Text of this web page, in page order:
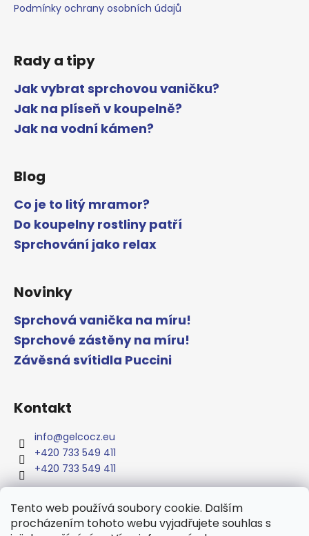
Tento web používá soubory cookie. Dalším
procházením tohoto webu vyjadřujete souhlas s
Podmínky ochrany osobních údajů
Rady a tipy
Jak vybrat sprchovou vaničku?
Jak na plíseň v koupelně?
Jak na vodní kámen?
Blog
Co je to litý mramor?
Do koupelny rostliny patří
Sprchování jako relax
Novinky
Sprchová vanička na míru!
Sprchové zástěny na míru!
Závěsná svítidla Puccini
Kontakt
info@gelcocz.eu
+420 733 549 411
+420 733 549 411